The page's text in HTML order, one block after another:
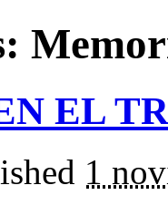
EL
1